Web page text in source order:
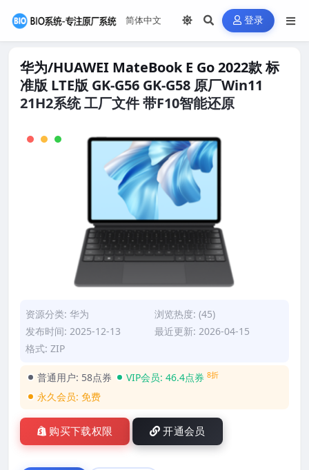
登录
华为/HUAWEI MateBook E Go 2022款 标
准版 LTE版 GK-G56 GK-G58 原厂Win11
21H2系统 工厂文件 带F10智能还原
资源分类: 华为
浏览热度: (45)
发布时间: 2025-12-13
最近更新: 2026-04-15
格式: ZIP
普通用户: 58点券 VIP会员: 46.4点券 8折
永久会员: 免费
购买下载权限 开通会员